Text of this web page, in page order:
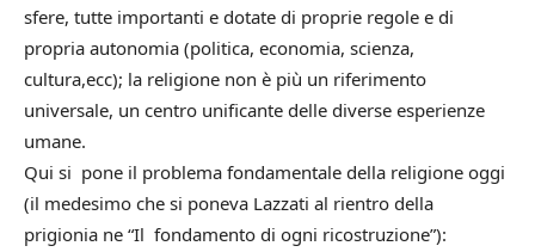
sfere, tutte importanti e dotate di proprie regole e di
propria autonomia (politica, economia, scienza,
cultura,ecc); la religione non è più un riferimento
universale, un centro unificante delle diverse esperienze
umane.
Qui si pone il problema fondamentale della religione oggi
(il medesimo che si poneva Lazzati al rientro della
prigionia ne “Il fondamento di ogni ricostruzione”):